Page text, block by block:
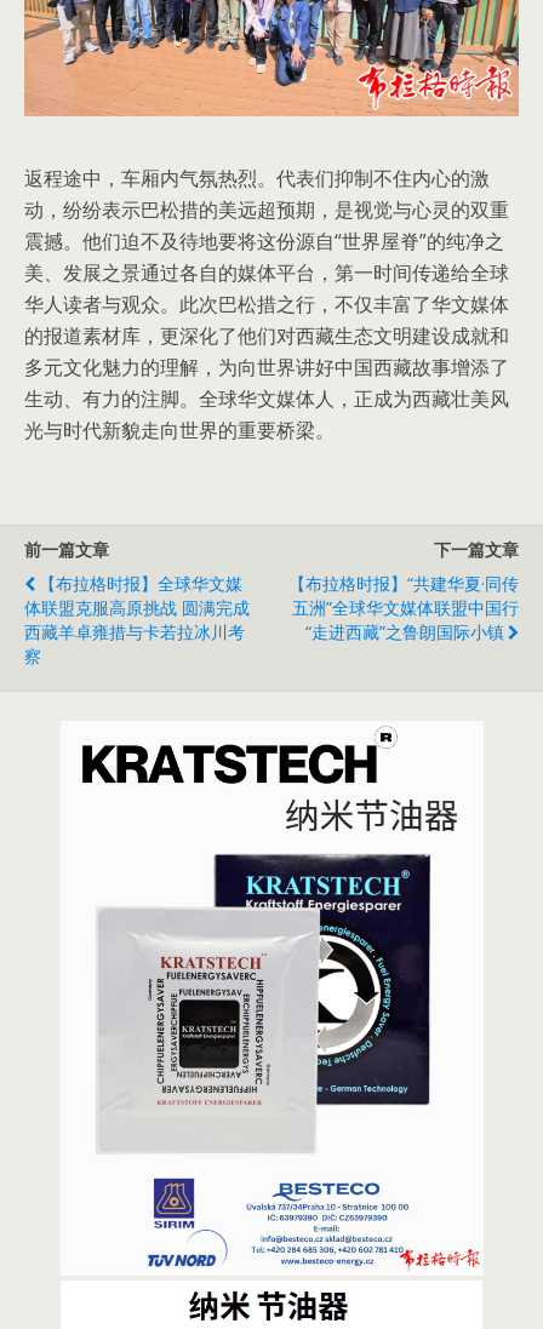
返程途中，车厢内气氛热烈。代表们抑制不住内心的激
动，纷纷表示巴松措的美远超预期，是视觉与心灵的双重
震撼。他们迫不及待地要将这份源自“世界屋脊”的纯净之
美、发展之景通过各自的媒体平台，第一时间传递给全球
华人读者与观众。此次巴松措之行，不仅丰富了华文媒体
的报道素材库，更深化了他们对西藏生态文明建设成就和
多元文化魅力的理解，为向世界讲好中国西藏故事增添了
生动、有力的注脚。全球华文媒体人，正成为西藏壮美风
光与时代新貌走向世界的重要桥梁。
前一篇文章
【布拉格时报】全球华文媒
体联盟克服高原挑战 圆满完成
西藏羊卓雍措与卡若拉冰川考
察
下一篇文章
【布拉格时报】“共建华夏·同传
五洲”全球华文媒体联盟中国行
“走进西藏”之鲁朗国际小镇